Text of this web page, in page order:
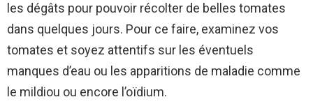
les dégâts pour pouvoir récolter de belles tomates
dans quelques jours. Pour ce faire, examinez vos
tomates et soyez attentifs sur les éventuels
manques d’eau ou les apparitions de maladie comme
le mildiou ou encore l’oïdium.